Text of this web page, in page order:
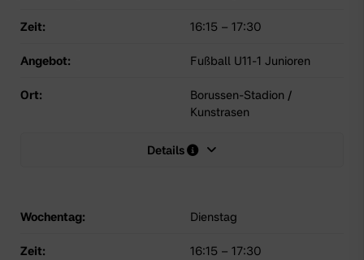
Zeit: 16:15 – 17:30
Angebot: Fußball U11-1 Junioren
Ort:
Borussen-Stadion /
Kunstrasen
Details
Wochentag: Dienstag
Zeit: 16:15 – 17:30